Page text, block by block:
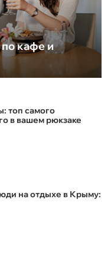
по кафе и
топ самого
в вашем рюкзаке
на отдыхе в Крыму: